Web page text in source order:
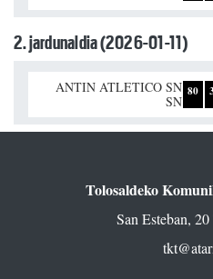
2. jardunaldia (2026-01-11)
ANTIN ATLETICO SN
SN
80
Tolosaldeko
San Esteban,